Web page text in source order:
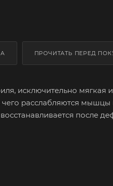
ПРОЧИТАТЬ ПЕРЕД
исключительно мягкая
чего расслабляются
после